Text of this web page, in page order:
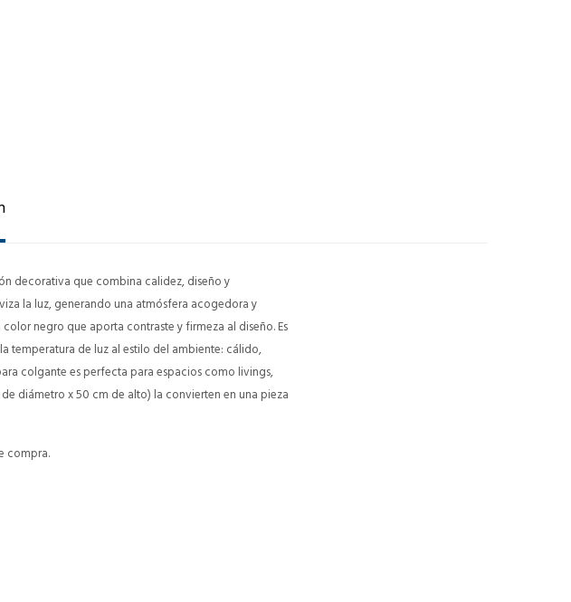
decorativa que combina calidez, diseño y
la luz, generando una atmósfera acogedora y
negro que aporta contraste y firmeza al diseño. Es
temperatura de luz al estilo del ambiente: cálido,
colgante es perfecta para espacios como livings,
diámetro x 50 cm de alto) la convierten en una pieza
compra.